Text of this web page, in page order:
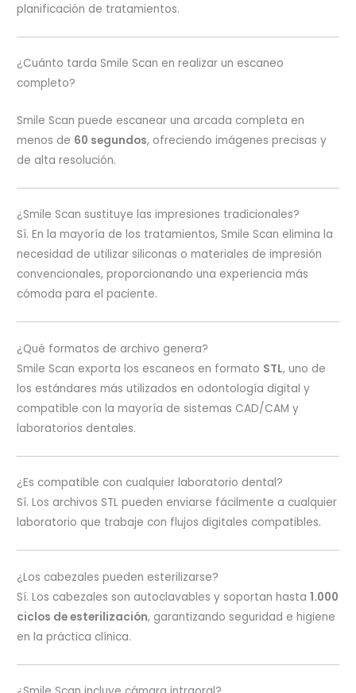
planificación de tratamientos.
¿Cuánto tarda Smile Scan en realizar un escaneo
completo?
Smile Scan puede escanear una arcada completa en
menos de 60 segundos, ofreciendo imágenes precisas y
de alta resolución.
¿Smile Scan sustituye las impresiones tradicionales?
Sí. En la mayoría de los tratamientos, Smile Scan elimina la
necesidad de utilizar siliconas o materiales de impresión
convencionales, proporcionando una experiencia más
cómoda para el paciente.
¿Qué formatos de archivo genera?
Smile Scan exporta los escaneos en formato STL, uno de
los estándares más utilizados en odontología digital y
compatible con la mayoría de sistemas CAD/CAM y
laboratorios dentales.
¿Es compatible con cualquier laboratorio dental?
Sí. Los archivos STL pueden enviarse fácilmente a cualquier
laboratorio que trabaje con flujos digitales compatibles.
¿Los cabezales pueden esterilizarse?
Sí. Los cabezales son autoclavables y soportan hasta1.000
ciclos de esterilización, garantizando seguridad e higiene
en la práctica clínica.